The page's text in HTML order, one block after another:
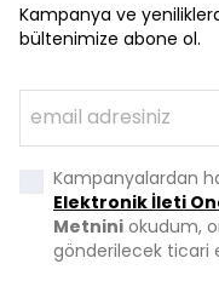
Kampanya ve
bültenimize abone ol.
Kampanyalardan
Elektronik İleti
Metnini okudum,
gönderilecek ticari